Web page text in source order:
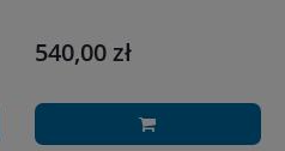
540,00 zł